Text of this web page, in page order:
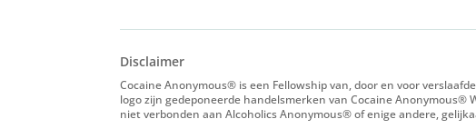
Disclaimer
Cocaine Anonymous® is een Fellowship van, door en voor
logo zijn gedeponeerde handelsmerken van Cocaine
niet verbonden aan Alcoholics Anonymous® of enige andere,